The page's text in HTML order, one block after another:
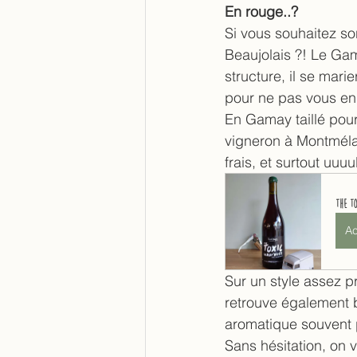
En rouge..?
Si vous souhaitez
Beaujolais ?! Le
structure, il se
pour ne pas vous
En Gamay taillé
vigneron à
frais, et surtout
The
Sur un style assez
retrouve
aromatique
Sans hésitation, on